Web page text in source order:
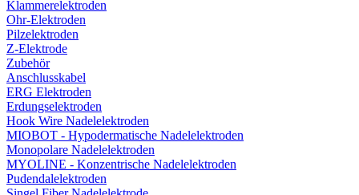
Klammerelektroden
Ohr-Elektroden
Pilzelektroden
Z-Elektrode
Zubehör
Anschlusskabel
ERG Elektroden
Erdungselektroden
Hook Wire Nadelelektroden
MIOBOT - Hypodermatische Nadelelektroden
Monopolare Nadelelektroden
MYOLINE - Konzentrische Nadelelektroden
Pudendalelektroden